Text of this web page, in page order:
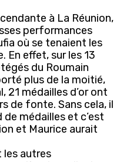
à La Réunion,
performances
où se tenaient les
En effet, sur les 13
du Roumain
plus de la moitié,
médailles d’or ont
de fonte. Sans cela, il
de médailles et c’est
et Maurice aurait
les autres